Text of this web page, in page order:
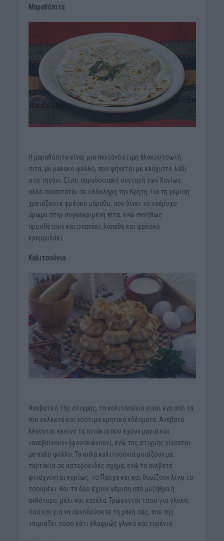
Μαραθόπιτα
Η μαραθόπιτα είναι μια πεντανόστιμη πλακουτσωτή
πίτα, με μαλακό φύλλο, που ψήνεται με ελάχιστο λάδι
στο τηγάνι. Είναι παραδοσιακή συνταγή των Χανίων,
αλλά συναντάται σε ολόκληρη την Κρήτη. Για τη γέμιση
χρειάζεστε φρέσκο μάραθο, που δίνει το υπέροχο
άρωμα στην συγκεκριμένη πίτα, ενώ συνήθως
προσθέτουν και σπανάκι, λάπαθα και φρέσκο
κρεμμυδάκι.
Καλιτσούνια
Ανεβατά ή της στιγμής, τα καλιτσούνια είναι ένα από τα
πιο εκλεκτά και νόστιμα κρητικά εδέσματα. Ανεβατά
λέγονται εκείνα τα πιτάκια που έχουν μαγιά και
«ανεβαίνουν» (φουσκώνουν), ενώ της στιγμής γίνονται
με απλό φύλλο. Τα απλά καλιτσούνια μοιάζουν με
ταρτάκια σε αστεροειδές σχήμα, ενώ τα ανεβατά
φτιάχνονται κυρίως, το Πάσχα και και θυμίζουν λίγο το
τσουρέκι. Και τα δύο έχουν γέμιση από μυζήθρα ή
ανθότυρο, μέλι και κανέλα. Τρώγονται τόσο για γλυκό,
όσο και για να συνοδεύσετε τη ρακή σας, που της
ταιριάζει τόσο κάτι ελαφρώς γλυκό και τυρένιο.